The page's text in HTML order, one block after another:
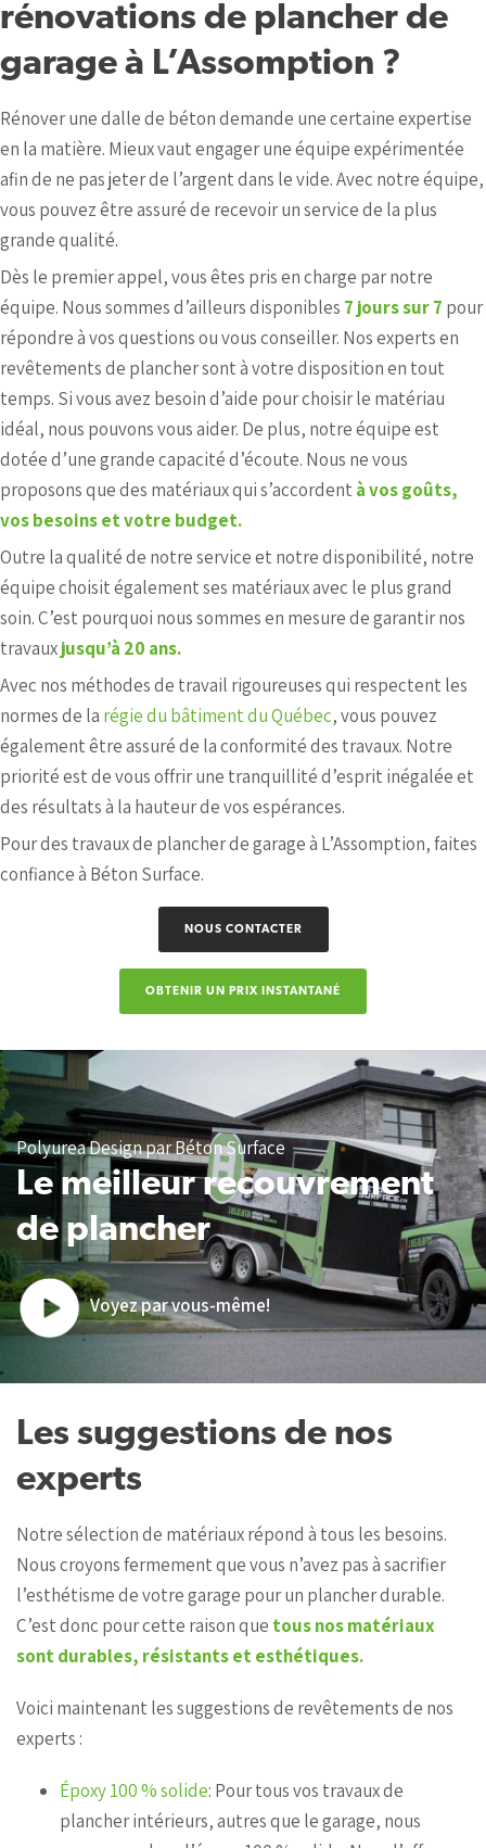
rénovations de plancher de
garage à L’Assomption ?
Rénover une dalle de béton demande une certaine expertise
en la matière. Mieux vaut engager une équipe expérimentée
afin de ne pas jeter de l’argent dans le vide. Avec notre équipe,
vous pouvez être assuré de recevoir un service de la plus
grande qualité.
Dès le premier appel, vous êtes pris en charge par notre
équipe. Nous sommes d’ailleurs disponibles 7 jours sur 7 pour
répondre à vos questions ou vous conseiller. Nos experts en
revêtements de plancher sont à votre disposition en tout
temps. Si vous avez besoin d’aide pour choisir le matériau
idéal, nous pouvons vous aider. De plus, notre équipe est
dotée d’une grande capacité d’écoute. Nous ne vous
proposons que des matériaux qui s’accordent à vos goûts,
vos besoins et votre budget.
Outre la qualité de notre service et notre disponibilité, notre
équipe choisit également ses matériaux avec le plus grand
soin. C’est pourquoi nous sommes en mesure de garantir nos
travauxjusqu’à 20 ans.
Avec nos méthodes de travail rigoureuses qui respectent les
normes de la régie du bâtiment du Québec, vous pouvez
également être assuré de la conformité des travaux. Notre
priorité est de vous offrir une tranquillité d’esprit inégalée et
des résultats à la hauteur de vos espérances.
Pour des travaux de plancher de garage à L’Assomption, faites
confiance à Béton Surface.
NOUS CONTACTER
OBTENIR UN PRIX INSTANTANÉ
Polyurea Design par Béton Surface
Le meilleur recouvrement
de plancher
Voyez par vous-même!
Les suggestions de nos
experts
Notre sélection de matériaux répond à tous les besoins.
Nous croyons fermement que vous n’avez pas à sacrifier
l’esthétisme de votre garage pour un plancher durable.
C’est donc pour cette raison que tous nos matériaux
sont durables, résistants et esthétiques.
Voici maintenant les suggestions de revêtements de nos
experts :
Époxy 100 % solide: Pour tous vos travaux de
plancher intérieurs, autres que le garage, nous